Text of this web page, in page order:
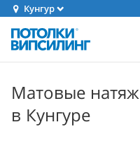
Кунгур
Матовые
в Кунгуре